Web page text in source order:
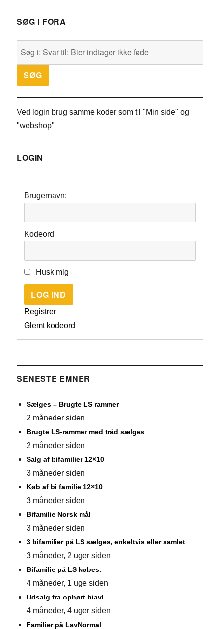
SØG I FORA
Ved login brug samme koder som til "Min side" og
"webshop"
LOGIN
Brugernavn:
Kodeord:
Husk mig
LOG IND
Registrer
Glemt kodeord
SENESTE EMNER
Sælges – Brugte LS rammer
2 måneder siden
Brugte LS-rammer med tråd sælges
2 måneder siden
Salg af bifamilier 12×10
3 måneder siden
Køb af bi familie 12×10
3 måneder siden
Bifamilie Norsk mål
3 måneder siden
3 bifamilier på LS sælges, enkeltvis eller samlet
3 måneder, 2 uger siden
Bifamilie på LS købes.
4 måneder, 1 uge siden
Udsalg fra ophørt biavl
4 måneder, 4 uger siden
Familier på LavNormal